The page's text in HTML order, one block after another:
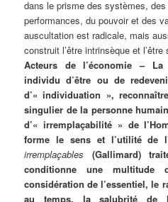
dans le prisme des systèmes,
performances, du pouvoir et des
auscultation est radicale, mais
construit l’être intrinsèque et
Acteurs de l’économie –
individu d’être ou de
d’« individuation »,
singulier de la personne
d’« irremplaçabilité » de
forme le sens et l’utilité de
irremplaçables (Gallimard)
conditionne une multitude
considération de l’essentiel, le
au temps, la salubrité de